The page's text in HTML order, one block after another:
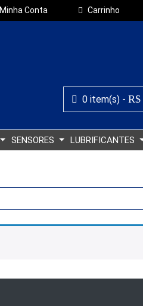
Minha Conta Carrinho
0 item(s) - R$
SENSORES LUBRIFICANTES